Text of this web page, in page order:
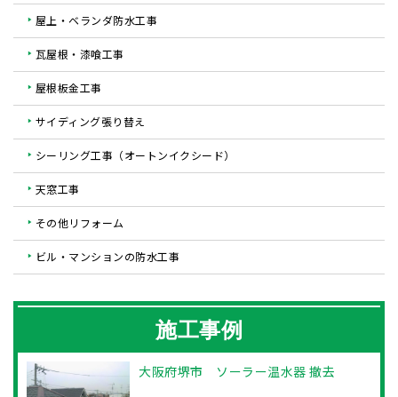
屋上・ベランダ防水工事
瓦屋根・漆喰工事
屋根板金工事
サイディング張り替え
シーリング工事（オートンイクシード）
天窓工事
その他リフォーム
ビル・マンションの防水工事
施工事例
大阪府堺市 ソーラー温水器 撤去